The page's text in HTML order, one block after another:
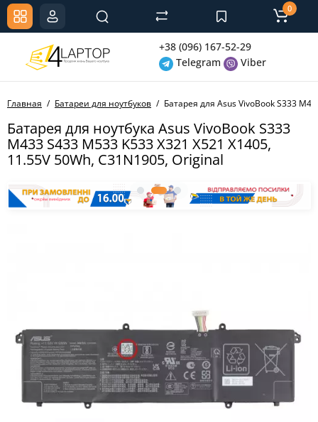
+38 (096) 167-52-29
Telegram
Viber
0
Главная Батареи для ноутбуков Батарея для Asus VivoBook S333
Батарея для ноутбука Asus VivoBook S333
M433 S433 M533 K533 X321 X521 X1405,
11.55V 50Wh, C31N1905, Original